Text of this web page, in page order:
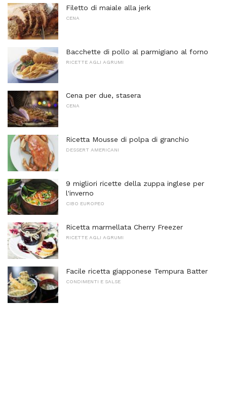
Filetto di maiale alla jerk
CENA
Bacchette di pollo al parmigiano al forno
RICETTE AGLI AGRUMI
Cena per due, stasera
CENA
Ricetta Mousse di polpa di granchio
DESSERT AMERICANI
9 migliori ricette della zuppa inglese per
l'inverno
CIBO EUROPEO
Ricetta marmellata Cherry Freezer
RICETTE AGLI AGRUMI
Facile ricetta giapponese Tempura Batter
CONDIMENTI E SALSE